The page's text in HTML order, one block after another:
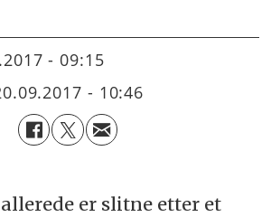
- 09:15
20.09.2017 - 10:46
er slitne etter et